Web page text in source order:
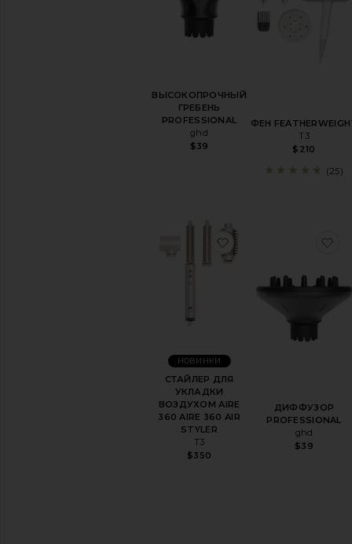
ВЫСОКОПРОЧНЫЙ
ГРЕБЕНЬ
PROFESSIONAL
ghd
$39
ФЕН
T3
$210
(25)
СТАЙЛЕР ДЛЯ
УКЛАДКИ
ВОЗДУХОМ AIRE
360 AIRE 360 AIR
STYLER
T3
$350
НОВИНКИ
ДИФФУЗОР
PROFESSIONAL
ghd
$39